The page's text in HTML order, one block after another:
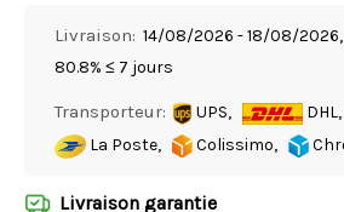
Livraison: 14/08/2026 - 18/08/2026,
80.8% ≤ 7 jours
Transporteur: UPS, DHL,
La Poste,
Colissimo,
Livraison garantie